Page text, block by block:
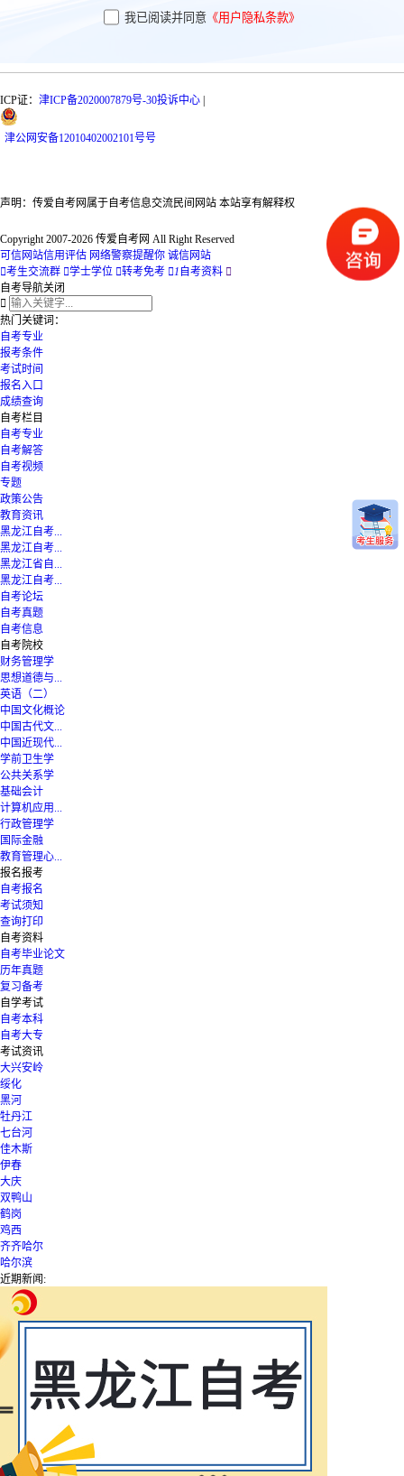
我已阅读并同意 《用户隐私条款》
ICP证： 津ICP备2020007879号-30投诉中心
津公网安备12010402002101号号
声明：传爱自考网属于自考信息交流民间网站 本站享有解释权
Copyright 2007-2026 传爱自考网 All Right Reserved
可信网站信用评估 网络警察提醒你 诚信网站
考生交流群 学士学位 转考免考 1 自考资料 
自考导航关闭

热门关键词：
自考专业
报考条件
考试时间
报名入口
成绩查询
自考栏目
自考专业
自考解答
自考视频
专题
政策公告
教育资讯
黑龙江自考...
黑龙江自考...
黑龙江省自...
黑龙江自考...
自考论坛
自考真题
自考信息
自考院校
财务管理学
思想道德与...
英语（二）
中国文化概论
中国古代文...
中国近现代...
学前卫生学
公共关系学
基础会计
计算机应用...
行政管理学
国际金融
教育管理心...
报名报考
自考报名
考试须知
查询打印
自考资料
自考毕业论文
历年真题
复习备考
自学考试
自考本科
自考大专
考试资讯
大兴安岭
绥化
黑河
牡丹江
七台河
佳木斯
伊春
大庆
双鸭山
鹤岗
鸡西
齐齐哈尔
哈尔滨
近期新闻: